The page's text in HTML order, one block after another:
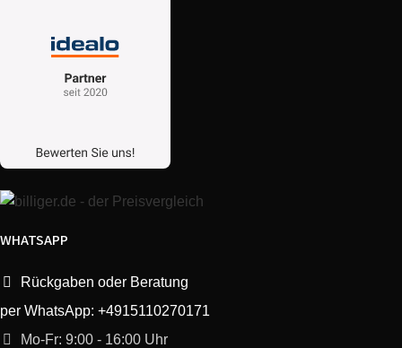
WHATSAPP
Rückgaben oder Beratung
per WhatsApp: +4915110270171
Mo-Fr: 9:00 - 16:00 Uhr